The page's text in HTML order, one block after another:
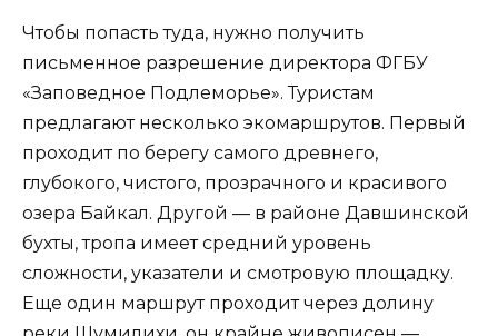
Чтобы попасть туда, нужно получить
письменное разрешение директора ФГБУ
«Заповедное Подлеморье». Туристам
предлагают несколько экомаршрутов. Первый
проходит по берегу самого древнего,
глубокого, чистого, прозрачного и красивого
озера Байкал. Другой — в районе Давшинской
бухты, тропа имеет средний уровень
сложности, указатели и смотровую площадку.
Eще один маршрут проходит через долину